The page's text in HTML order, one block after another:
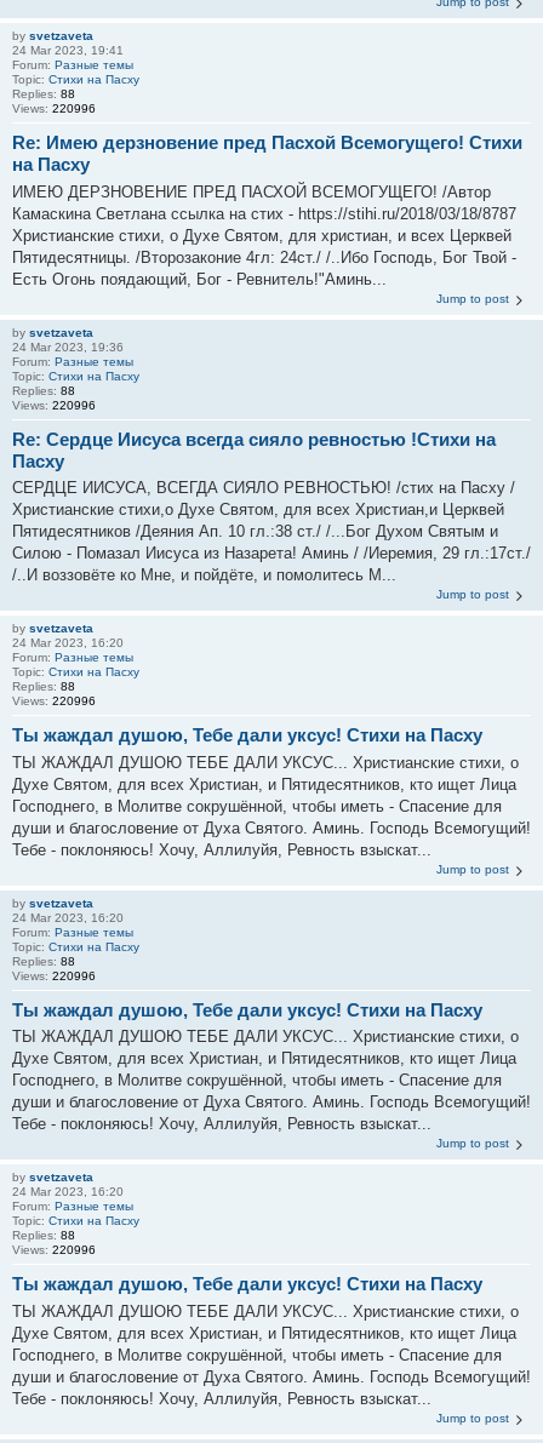
by svetzaveta
24 Mar 2023, 19:41
Forum: Разные темы
Topic: Стихи на Пасху
Replies: 88
Views: 220996
Re: Имею дерзновение пред Пасхой Всемогущего! Стихи
на Пасху
ИМЕЮ ДЕРЗНОВЕНИЕ ПРЕД ПАСХОЙ ВСЕМОГУЩЕГО! /Автор
Камаскина Светлана ссылка на стих - https://stihi.ru/2018/03/18/8787
Христианские стихи, о Духе Святом, для христиан, и всех Церквей
Пятидесятницы. /Второзаконие 4гл: 24ст./ /..Ибо Господь, Бог Твой -
Есть Огонь поядающий, Бог - Ревнитель!"Аминь...
Jump to post
by svetzaveta
24 Mar 2023, 19:36
Forum: Разные темы
Topic: Стихи на Пасху
Replies: 88
Views: 220996
Re: Сердце Иисуса всегда сияло ревностью !Стихи на
Пасху
СЕРДЦЕ ИИСУСА, ВСЕГДА СИЯЛО РЕВНОСТЬЮ! /стих на Пасху /
Христианские стихи,о Духе Святом, для всех Христиан,и Церквей
Пятидесятников /Деяния Ап. 10 гл.:38 ст./ /...Бог Духом Святым и
Силою - Помазал Иисуса из Назарета! Аминь / /Иеремия, 29 гл.:17ст./
/..И воззовёте ко Мне, и пойдёте, и помолитесь М...
Jump to post
by svetzaveta
24 Mar 2023, 16:20
Forum: Разные темы
Topic: Стихи на Пасху
Replies: 88
Views: 220996
Ты жаждал душою, Тебе дали уксус! Стихи на Пасху
ТЫ ЖАЖДАЛ ДУШОЮ ТЕБЕ ДАЛИ УКСУС... Христианские стихи, о
Духе Святом, для всех Христиан, и Пятидесятников, кто ищет Лица
Господнего, в Молитве сокрушённой, чтобы иметь - Спасение для
души и благословение от Духа Святого. Аминь. Господь Всемогущий!
Тебе - поклоняюсь! Хочу, Аллилуйя, Ревность взыскат...
Jump to post
by svetzaveta
24 Mar 2023, 16:20
Forum: Разные темы
Topic: Стихи на Пасху
Replies: 88
Views: 220996
Ты жаждал душою, Тебе дали уксус! Стихи на Пасху
ТЫ ЖАЖДАЛ ДУШОЮ ТЕБЕ ДАЛИ УКСУС... Христианские стихи, о
Духе Святом, для всех Христиан, и Пятидесятников, кто ищет Лица
Господнего, в Молитве сокрушённой, чтобы иметь - Спасение для
души и благословение от Духа Святого. Аминь. Господь Всемогущий!
Тебе - поклоняюсь! Хочу, Аллилуйя, Ревность взыскат...
Jump to post
by svetzaveta
24 Mar 2023, 16:20
Forum: Разные темы
Topic: Стихи на Пасху
Replies: 88
Views: 220996
Ты жаждал душою, Тебе дали уксус! Стихи на Пасху
ТЫ ЖАЖДАЛ ДУШОЮ ТЕБЕ ДАЛИ УКСУС... Христианские стихи, о
Духе Святом, для всех Христиан, и Пятидесятников, кто ищет Лица
Господнего, в Молитве сокрушённой, чтобы иметь - Спасение для
души и благословение от Духа Святого. Аминь. Господь Всемогущий!
Тебе - поклоняюсь! Хочу, Аллилуйя, Ревность взыскат...
Jump to post